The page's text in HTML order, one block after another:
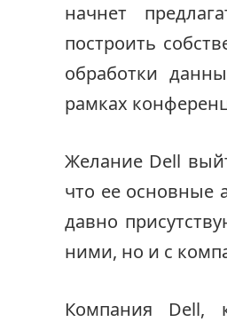
начнет
построить
обработки
рамках
Желание Dell
что ее основные
давно
ними, но и с
Компания Dell,